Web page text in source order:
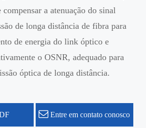
a atenuação do sinal
de longa distância de fibra para
de energia do link óptico e
o OSNR, adequado para
óptica de longa distância.
Entre em contato conosco